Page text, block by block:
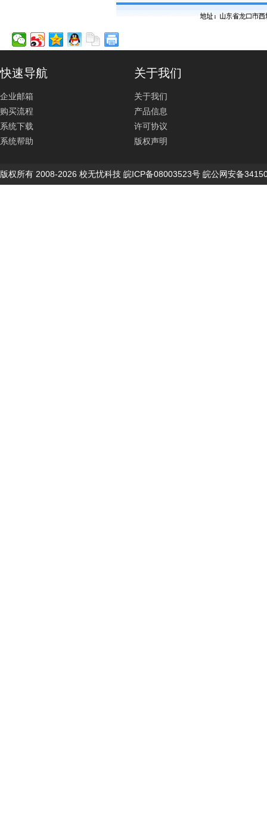
快速导航
企业邮箱
购买流程
系统下载
系统帮助
关于我们
关于我们
产品信息
许可协议
版权声明
版权所有 2008-2026 校无忧科技 皖ICP备08003523号 皖公网安备